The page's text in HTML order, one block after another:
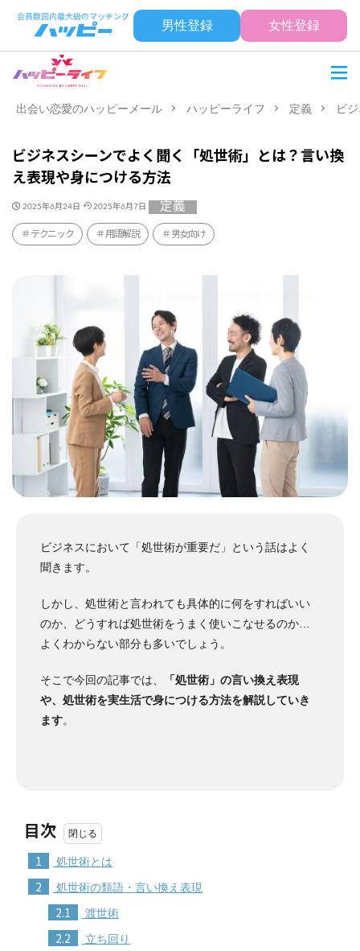
男性登録 女性登録
出会い恋愛のハッピーメール ハッピーライフ 定義 ビ
ビジネスシーンでよく聞く「処世術」とは？言い換
え表現や身につける方法
2025年6月24日 2025年6月7日 定義
テクニック 用語解説 男女向け
ビジネスにおいて「処世術が重要だ」という話はよく
聞きます。
しかし、処世術と言われても具体的に何をすればいい
のか、どうすれば処世術をうまく使いこなせるのか…
よくわからない部分も多いでしょう。
そこで今回の記事では、
「処世術」の言い換え表現
や、処世術を実生活で身につける方法を解説していき
ます。
目次
1 処世術とは
2 処世術の類語・言い換え表現
2.1 渡世術
2.2 立ち回り